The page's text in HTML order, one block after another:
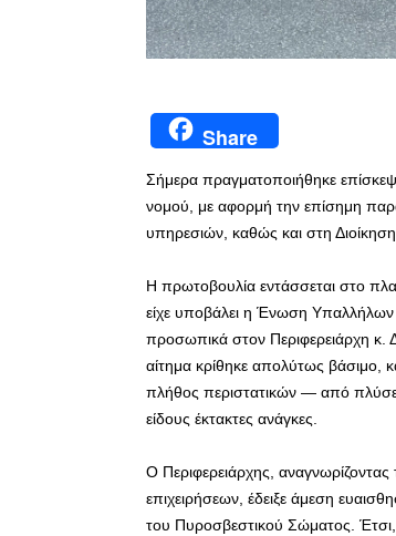
Share
Σήμερα πραγματοποιήθηκε
νομού, με αφορμή την επίσημη
υπηρεσιών, καθώς και στη
Η πρωτοβουλία εντάσσεται στο
είχε υποβάλει η Ένωση Υπαλλήλων
προσωπικά στον Περιφερειάρχη κ.
αίτημα κρίθηκε απολύτως βάσιμο,
πλήθος περιστατικών — από
είδους έκτακτες ανάγκες.
Ο Περιφερειάρχης,
επιχειρήσεων, έδειξε άμεση
του Πυροσβεστικού Σώματος.